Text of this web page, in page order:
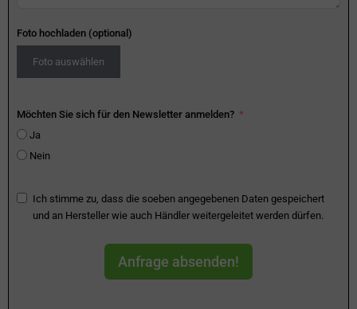
Foto hochladen (optional)
Foto auswählen
Möchten Sie sich für den Newsletter anmelden?
Ja
Nein
Ich stimme zu, dass die soeben angegebenen Daten gespeichert
und an Hersteller wie auch Händler weitergeleitet werden dürfen.
Anfrage absenden!